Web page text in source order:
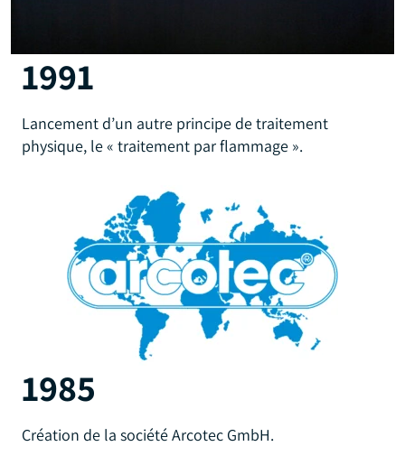
1991
Lancement d’un autre principe de traitement
physique, le « traitement par flammage ».
1985
Création de la société Arcotec GmbH.